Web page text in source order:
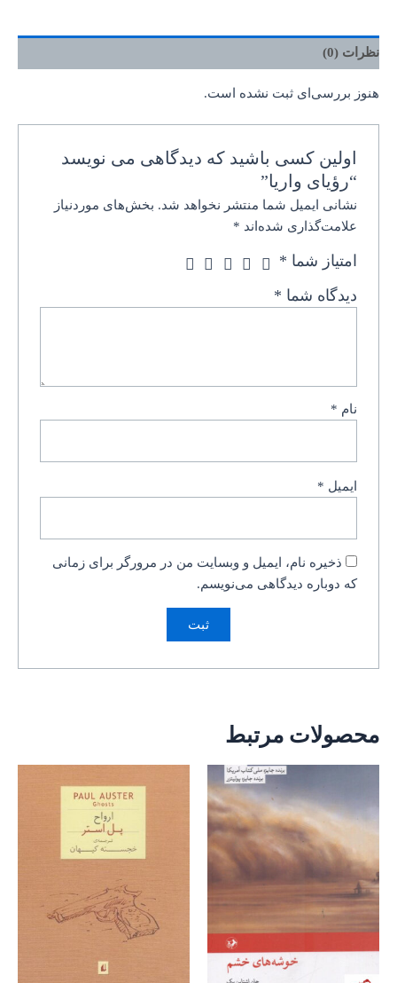
نظرات (0)
هنوز بررسی‌ای ثبت نشده است.
اولین کسی باشید که دیدگاهی می نویسد
“رؤیای واریا”
نشانی ایمیل شما منتشر نخواهد شد. بخش‌های موردنیاز
علامت‌گذاری شده‌اند *
امتیاز شما *
دیدگاه شما *
نام *
ایمیل *
ذخیره نام، ایمیل و وبسایت من در مرورگر برای زمانی
که دوباره دیدگاهی می‌نویسم.
محصولات مرتبط